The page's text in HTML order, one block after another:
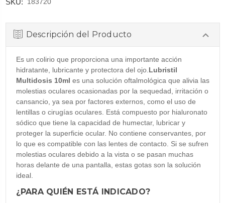
SKU: 183720
Descripción del Producto
Es un colirio que proporciona una importante acción
hidratante, lubricante y protectora del ojo. Lubristil
Multidosis 10ml es una solución oftalmológica que alivia las
molestias oculares ocasionadas por la sequedad, irritación o
cansancio, ya sea por factores externos, como el uso de
lentillas o cirugías oculares. Está compuesto por hialuronato
sódico que tiene la capacidad de humectar, lubricar y
proteger la superficie ocular. No contiene conservantes, por
lo que es compatible con las lentes de contacto. Si se sufren
molestias oculares debido a la vista o se pasan muchas
horas delante de una pantalla, estas gotas son la solución
ideal.
¿PARA QUIÉN ESTÁ INDICADO?